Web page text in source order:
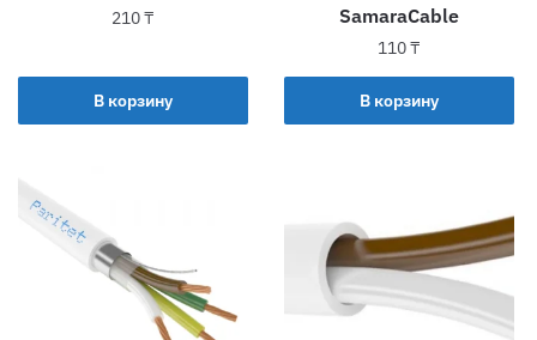
210₸
В корзину
SamaraCable
110₸
В корзину